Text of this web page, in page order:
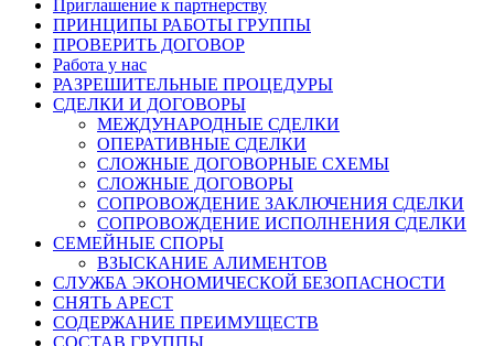
Приглашение к партнерству
ПРИНЦИПЫ РАБОТЫ ГРУППЫ
ПРОВЕРИТЬ ДОГОВОР
Работа у нас
РАЗРЕШИТЕЛЬНЫЕ ПРОЦЕДУРЫ
СДЕЛКИ И ДОГОВОРЫ
МЕЖДУНАРОДНЫЕ СДЕЛКИ
ОПЕРАТИВНЫЕ СДЕЛКИ
СЛОЖНЫЕ ДОГОВОРНЫЕ СХЕМЫ
СЛОЖНЫЕ ДОГОВОРЫ
СОПРОВОЖДЕНИЕ ЗАКЛЮЧЕНИЯ СДЕЛКИ
СОПРОВОЖДЕНИЕ ИСПОЛНЕНИЯ СДЕЛКИ
СЕМЕЙНЫЕ СПОРЫ
ВЗЫСКАНИЕ АЛИМЕНТОВ
СЛУЖБА ЭКОНОМИЧЕСКОЙ БЕЗОПАСНОСТИ
СНЯТЬ АРЕСТ
СОДЕРЖАНИЕ ПРЕИМУЩЕСТВ